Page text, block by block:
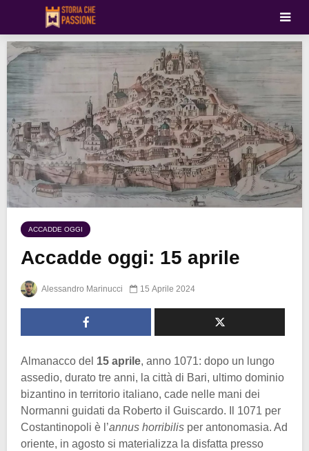
ACCADDE OGGI
Accadde oggi: 15 aprile
Alessandro Marinucci 15 Aprile 2024
Almanacco del 15 aprile, anno 1071: dopo un lungo
assedio, durato tre anni, la città di Bari, ultimo dominio
bizantino in territorio italiano, cade nelle mani dei
Normanni guidati da Roberto il Guiscardo. Il 1071 per
Costantinopoli è l’annus horribilis per antonomasia. Ad
oriente, in agosto si materializza la disfatta presso